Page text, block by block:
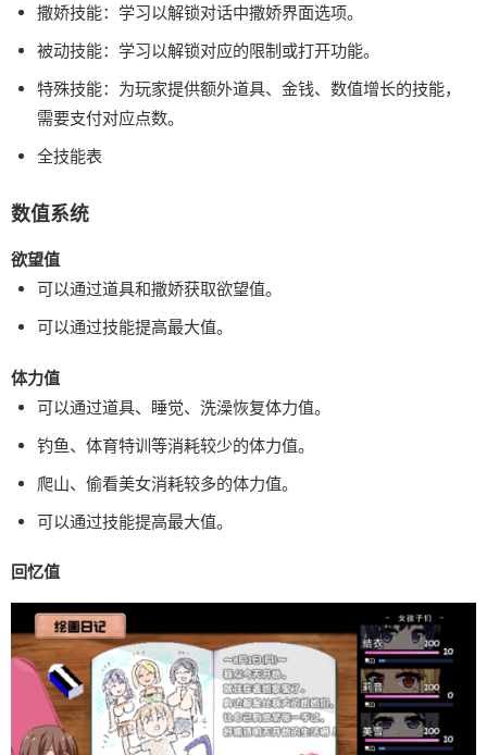
撒娇技能：学习以解锁对话中撒娇界面选项。
被动技能：学习以解锁对应的限制或打开功能。
特殊技能：为玩家提供额外道具、金钱、数值增长的技能，
需要支付对应点数。
全技能表
数值系统
欲望值
可以通过道具和撒娇获取欲望值。
可以通过技能提高最大值。
体力值
可以通过道具、睡觉、洗澡恢复体力值。
钓鱼、体育特训等消耗较少的体力值。
爬山、偷看美女消耗较多的体力值。
可以通过技能提高最大值。
回忆值